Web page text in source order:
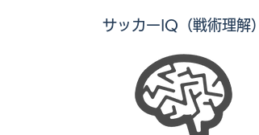
​サッカーIQ（戦術理解）